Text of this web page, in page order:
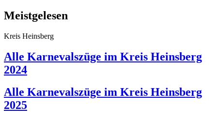
Meistgelesen
Kreis Heinsberg
Alle Karnevalszüge im Kreis Heinsberg
2024
Alle Karnevalszüge im Kreis Heinsberg
2025